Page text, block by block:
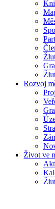
Rozvoj
Život ve